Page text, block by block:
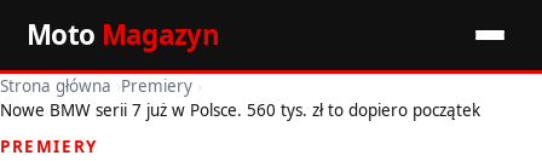
Moto Magazyn
Start
Wiadomości
Strona główna ›Premiery ›
Nowe BMW serii 7 już w Polsce. 560 tys. zł to dopiero początek
PREMIERY